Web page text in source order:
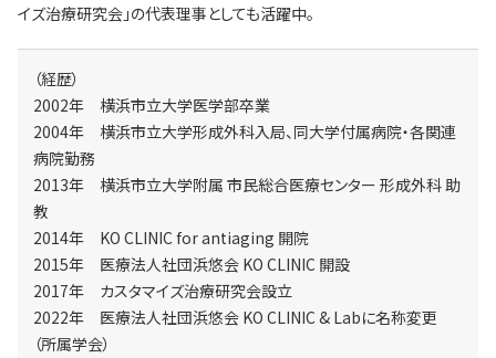
イズ治療研究会」の代表理事としても活躍中。
（経歴）
2002年 横浜市立大学医学部卒業
2004年 横浜市立大学形成外科入局、同大学付属病院・各関連
病院勤務
2013年 横浜市立大学附属 市民総合医療センター 形成外科 助
教
2014年 KO CLINIC for antiaging 開院
2015年 医療法人社団浜悠会 KO CLINIC 開設
2017年 カスタマイズ治療研究会設立
2022年 医療法人社団浜悠会 KO CLINIC & Labに名称変更
（所属学会）